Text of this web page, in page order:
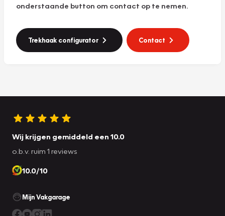
onderstaande button om contact op te nemen.
Trekhaak configurator Contact
Wij krijgen gemiddeld een 10.0
o.b.v. ruim 1 reviews
10.0/10
Mijn Vakgarage